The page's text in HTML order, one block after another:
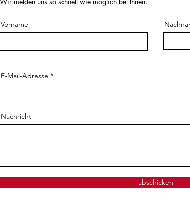
Vorname
E-Mail-Adresse
Nachricht
abschicken